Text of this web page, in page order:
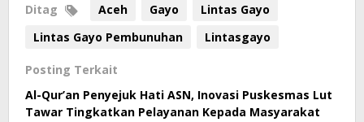
Ditag Aceh Gayo
Lintas Gayo
Lintas Gayo Pembunuhan
Lintasgayo
Posting Terkait
Al-Qur’an Penyejuk Hati ASN, Inovasi Puskesmas Lut
Tawar Tingkatkan Pelayanan Kepada Masyarakat